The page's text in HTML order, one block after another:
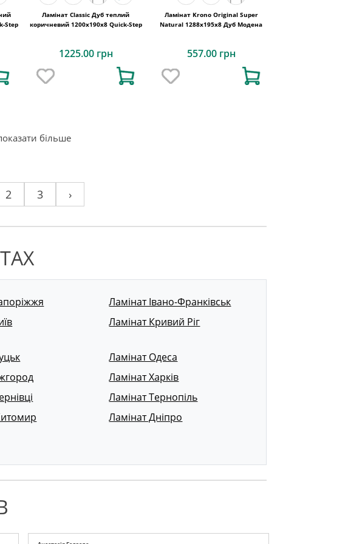
Step
Ламінат Classic Дуб теплий
коричневий 1200х190x8 Quick-Step
1225.00 грн
Ламінат Krono Original Super
Natural 1288x195x8 Дуб Модена
557.00 грн
більше
2 3 ›
Ламінат Івано-Франківськ
Ламінат Кривий Ріг
Ламінат Одеса
Ламінат Харків
Ламінат Тернопіль
Ламінат Дніпро